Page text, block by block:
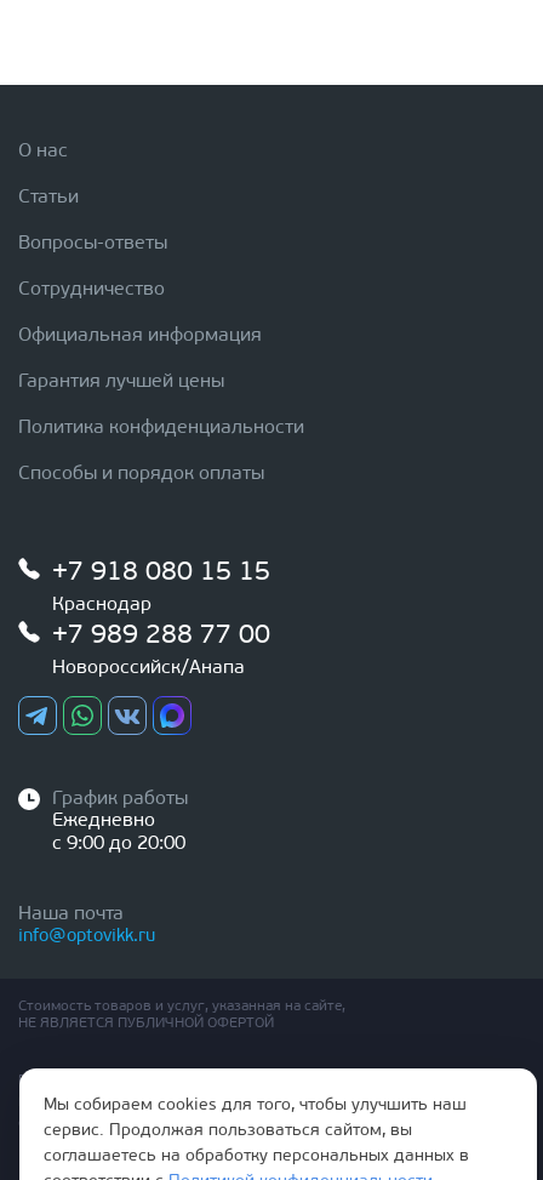
О нас
Статьи
Вопросы-ответы
Сотрудничество
Официальная информация
Гарантия лучшей цены
Политика конфиденциальности
Способы и порядок оплаты
+7 918 080 15 15
Краснодар
+7 989 288 77 00
Новороссийск/Анапа
График работы
Ежедневно
с 9:00 до 20:00
Наша почта
info@optovikk.ru
Стоимость товаров и услуг, указанная на сайте,
НЕ ЯВЛЯЕТСЯ ПУБЛИЧНОЙ ОФЕРТОЙ
Правила эксплутации входных и межкомнатных дверей
Политика обработки персональных данных
Согласие на обработку персональных данных
Мы собираем cookies для того, чтобы улучшить наш
сервис. Продолжая пользоваться сайтом, вы
соглашаетесь на обработку персональных данных в